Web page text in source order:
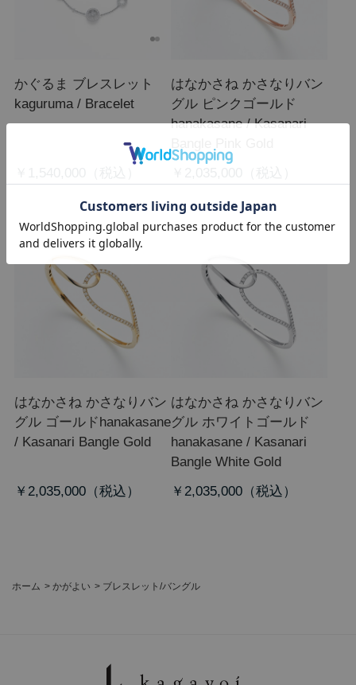
かぐるま ブレスレット
kaguruma / Bracelet
はなかさね かさなりバン
グル ピンクゴールド
hanakasane / Kasanari
はなかさね かさなりバン
グル ゴールドhanakasane
/ Kasanari Bangle Gold
￥2,035,000
はなかさね かさなりバン
グル ホワイトゴールド
hanakasane / Kasanari
Bangle White Gold
￥2,035,000
ホーム > かがよい > ブレスレット/バングル